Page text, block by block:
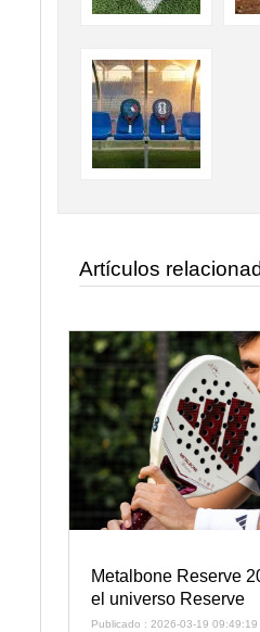
Artículos
Metalbone Reserve
el universo Reserve
Publicado : 2026-03-19 09:49:19